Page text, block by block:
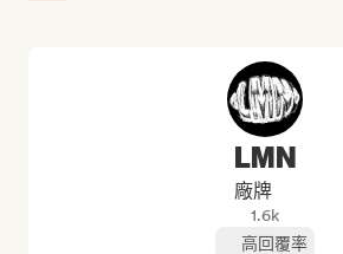
LMN
廠牌
1.6k
高回覆率